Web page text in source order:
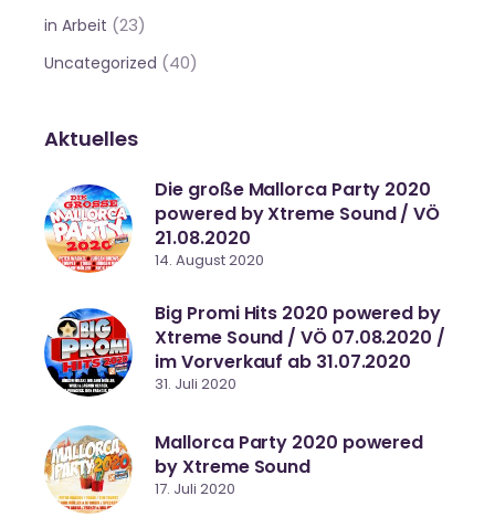
in Arbeit (23)
Uncategorized (40)
Aktuelles
Die große Mallorca Party 2020
powered by Xtreme Sound / VÖ
21.08.2020
14. August 2020
Big Promi Hits 2020 powered by
Xtreme Sound / VÖ 07.08.2020 /
im Vorverkauf ab 31.07.2020
31. Juli 2020
Mallorca Party 2020 powered
by Xtreme Sound
17. Juli 2020